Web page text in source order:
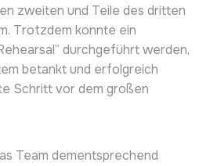
zweiten und Teile des dritten
Trotzdem konnte ein
durchgeführt werden,
betankt und erfolgreich
Schritt vor dem großen
Team dementsprechend